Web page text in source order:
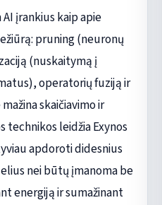
įrankius kaip apie
pruning (neuronų
(nuskaitymą į
operatorių fuziją ir
skaičiavimo ir
technikos leidžia Exynos
apdoroti didesnius
nei būtų įmanoma be
energiją ir sumažinant